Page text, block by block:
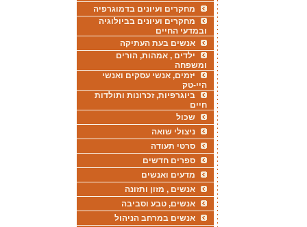
מחקרים ועיונים בדמוגרפיה
מחקרים ועיונים בביולוגיה
ובמדעי החיים
אנשים בעת העתיקה
ילדים , אמהות, הורים
ומשפחה
יזמים, אנשי עסקים ואנשי
היי-טק
ביוגרפיות, זכרונות ותולדות
חיים
שכול
ניצולי שואה
סרטי תעודה
ספרים חדשים
מדעים ואנשים
אנשים , מזון ותזונה
אנשים, טבע וסביבה
אנשים במרחב הניהול